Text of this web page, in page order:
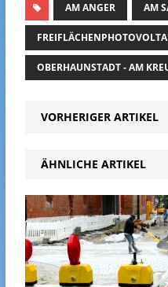
AM ANGER AM
OBERHAUNSTADT - AM
VORHERIGER ARTIKEL
ÄHNLICHE ARTIKEL